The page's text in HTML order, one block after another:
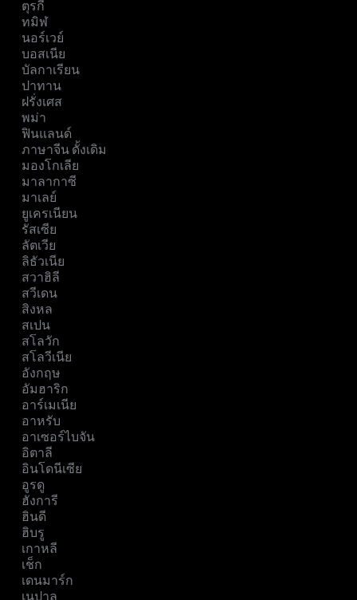
ตุรกี
ทมิฬ
นอร์เวย์
บอสเนีย
บัลกาเรียน
ปาทาน
ฝรั่งเศส
พม่า
ฟินแลนด์
ภาษาจีน ดั้งเดิม
มองโกเลีย
มาลากาซี
มาเลย์
ยูเครเนียน
รัสเซีย
ลัตเวีย
ลิธัวเนีย
สวาฮิลี
สวีเดน
สิงหล
สเปน
สโลวัก
สโลวีเนีย
อังกฤษ
อัมฮาริก
อาร์เมเนีย
อาหรับ
อาเซอร์ไบจัน
อิตาลี
อินโดนีเซีย
อูรดู
ฮังการี
ฮินดี
ฮิบรู
เกาหลี
เช็ก
เดนมาร์ก
เนปาล